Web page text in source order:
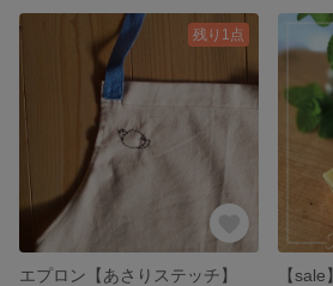
残り1点
エプロン【あさりステッチ】
【